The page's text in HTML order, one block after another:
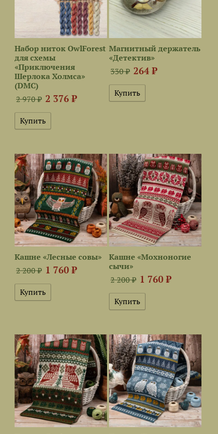
Набор ниток OwlForest
для схемы
«Приключения
Шерлока Холмса»
(DMC)
2 970 ₽ 2 376 ₽
Магнитный держатель
«Детектив»
330 ₽ 264 ₽
Кашне «Лесные совы»
2 200 ₽ 1 760 ₽
Кашне «Мохноногие
сычи»
2 200 ₽ 1 760 ₽